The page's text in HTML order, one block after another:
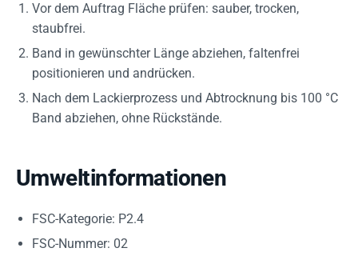
Vor dem Auftrag Fläche prüfen: sauber, trocken,
staubfrei.
Band in gewünschter Länge abziehen, faltenfrei
positionieren und andrücken.
Nach dem Lackierprozess und Abtrocknung bis 100 °C
Band abziehen, ohne Rückstände.
Umweltinformationen
FSC-Kategorie: P2.4
FSC-Nummer: 02